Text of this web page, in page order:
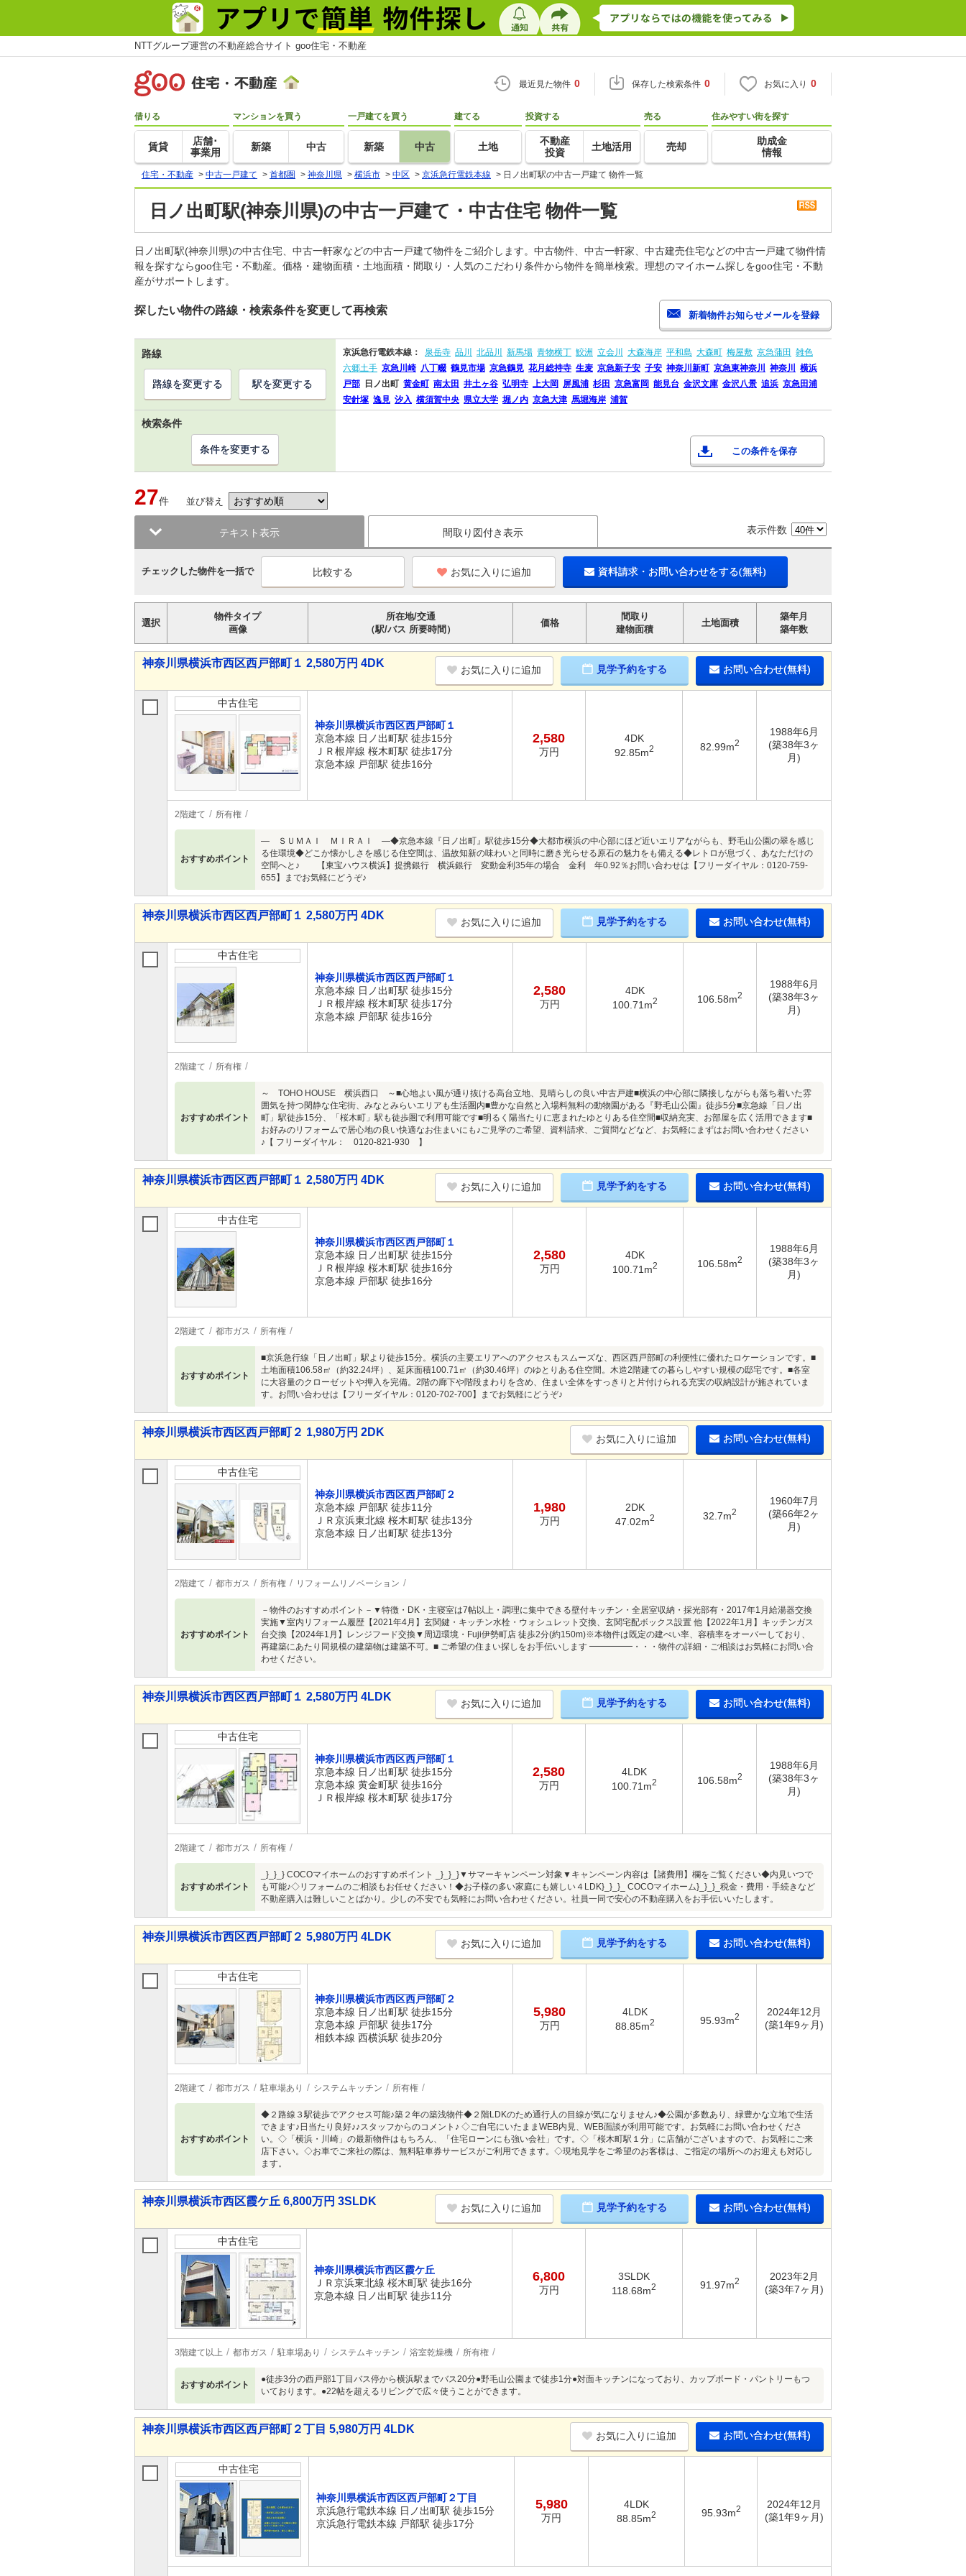
NTTグループ運営の不動産総合サイト goo住宅・不動産
最近見た物件 0 保存した検索条件 0 お気に入り 0
借りる
賃貸
店舗･
事業用
マンションを買う
新築 中古
一戸建てを買う
新築 中古
建てる
土地
投資する
不動産
投資
土地活用
売る
売却
住みやすい街を探す
助成金
情報
住宅・不動産 > 中古一戸建て > 首都圏 > 神奈川県 > 横浜市 > 中区 > 京浜急行電鉄本線 > 日ノ出町駅の中古一戸建て 物件一覧
日ノ出町駅(神奈川県)の中古一戸建て・中古住宅 物件一覧
日ノ出町駅(神奈川県)の中古住宅、中古一軒家などの中古一戸建て物件をご紹介します。中古物件、中古一軒家、中古建売住宅などの中古一戸建て物件情
報を探すならgoo住宅・不動産。価格・建物面積・土地面積・間取り・人気のこだわり条件から物件を簡単検索。理想のマイホーム探しをgoo住宅・不動
産がサポートします。
探したい物件の路線・検索条件を変更して再検索
路線 京浜急行電鉄本線： 泉岳寺 品川 北品川 新馬場 青物横丁 鮫洲 立会川 大森海岸 平和島 大森町 梅屋敷 京急蒲田 雑色
六郷土手 京急川崎 八丁畷 鶴見市場 京急鶴見 花月総持寺 生麦 京急新子安 子安 神奈川新町 京急東神奈川 神奈川
横浜
戸部
日ノ出町 黄金町 南太田 井土ヶ谷 弘明寺 上大岡 屏風浦 杉田 京急富岡 能見台 金沢文庫 金沢八景 追浜 京急田浦
安針塚 逸見 汐入 横須賀中央 県立大学 堀ノ内 京急大津 馬堀海岸 浦賀
路線を変更する 駅を変更する
検索条件
この条件を保存
条件を変更する
27件 並び替え
テキスト表示 間取り図付き表示 表示件数
チェックした物件を一括で お気に入りに追加 資料請求・お問い合わせをする(無料)
選択
物件タイプ
画像
所在地/交通
（駅/バス 所要時間）
価格
間取り
建物面積
土地面積
築年月
築年数
神奈川県横浜市西区西戸部町１ 2,580万円 4DK
お気に入りに追加 見学予約をする お問い合わせ(無料)
中古住宅
神奈川県横浜市西区西戸部町１
京急本線 日ノ出町駅 徒歩15分
ＪＲ根岸線 桜木町駅 徒歩17分
京急本線 戸部駅 徒歩16分
2,580
万円
4DK
92.85m2 82.99m2
1988年6月
(築38年3ヶ
月)
2階建て 所有権
おすすめポイント
― ＳＵＭＡＩ ＭＩＲＡＩ ―◆京急本線『日ノ出町』駅徒歩15分◆大都市横浜の中心部にほど近いエリアながらも、野毛山公園の翠を感じ
る住環境◆どこか懐かしさを感じる住空間は、温故知新の味わいと同時に磨き光らせる原石の魅力をも備える◆レトロが息づく、あなただけの
空間へと♪ 【東宝ハウス横浜】提携銀行 横浜銀行 変動金利35年の場合 金利 年0.92％お問い合わせは【フリーダイヤル：0120-759-
655】までお気軽にどうぞ♪
神奈川県横浜市西区西戸部町１ 2,580万円 4DK
お気に入りに追加 見学予約をする お問い合わせ(無料)
中古住宅
神奈川県横浜市西区西戸部町１
京急本線 日ノ出町駅 徒歩15分
ＪＲ根岸線 桜木町駅 徒歩17分
京急本線 戸部駅 徒歩16分
2,580
万円
4DK
100.71m2 106.58m2
1988年6月
(築38年3ヶ
月)
2階建て 所有権
おすすめポイント
～ TOHO HOUSE 横浜西口 ～■心地よい風が通り抜ける高台立地、見晴らしの良い中古戸建■横浜の中心部に隣接しながらも落ち着いた雰
囲気を持つ閑静な住宅街、みなとみらいエリアも生活圏内■豊かな自然と入場料無料の動物園がある『野毛山公園』徒歩5分■京急線「日ノ出
町」駅徒歩15分、「桜木町」駅も徒歩圏で利用可能です■明るく陽当たりに恵まれたゆとりある住空間■収納充実、お部屋を広く活用できます■
お好みのリフォームで居心地の良い快適なお住まいにも♪ご見学のご希望、資料請求、ご質問などなど、お気軽にまずはお問い合わせください
♪【 フリーダイヤル： 0120-821-930 】
神奈川県横浜市西区西戸部町１ 2,580万円 4DK
お気に入りに追加 見学予約をする お問い合わせ(無料)
中古住宅
神奈川県横浜市西区西戸部町１
京急本線 日ノ出町駅 徒歩15分
ＪＲ根岸線 桜木町駅 徒歩16分
京急本線 戸部駅 徒歩16分
2,580
万円
4DK
100.71m2 106.58m2
1988年6月
(築38年3ヶ
月)
2階建て 都市ガス 所有権
おすすめポイント
■京浜急行線「日ノ出町」駅より徒歩15分。横浜の主要エリアへのアクセスもスムーズな、西区西戸部町の利便性に優れたロケーションです。■
土地面積106.58㎡（約32.24坪）、延床面積100.71㎡（約30.46坪）のゆとりある住空間。木造2階建ての暮らしやすい規模の邸宅です。■各室
に大容量のクローゼットや押入を完備。2階の廊下や階段まわりを含め、住まい全体をすっきりと片付けられる充実の収納設計が施されていま
す。お問い合わせは【フリーダイヤル：0120-702-700】までお気軽にどうぞ♪
神奈川県横浜市西区西戸部町２ 1,980万円 2DK
お気に入りに追加 お問い合わせ(無料)
中古住宅
神奈川県横浜市西区西戸部町２
京急本線 戸部駅 徒歩11分
ＪＲ京浜東北線 桜木町駅 徒歩13分
京急本線 日ノ出町駅 徒歩13分
1,980
万円
2DK
47.02m2 32.7m2
1960年7月
(築66年2ヶ
月)
2階建て 都市ガス 所有権 リフォームリノベーション
おすすめポイント
－物件のおすすめポイント－▼特徴・DK・主寝室は7帖以上・調理に集中できる壁付キッチン・全居室収納・採光部有・2017年1月給湯器交換
実施▼室内リフォーム履歴【2021年4月】玄関鍵・キッチン水栓・ウォシュレット交換、玄関宅配ボックス設置 他【2022年1月】キッチンガス
台交換【2024年1月】レンジフード交換▼周辺環境・Fuji伊勢町店 徒歩2分(約150m)※本物件は既定の建ぺい率、容積率をオーバーしており、
再建築にあたり同規模の建築物は建築不可。■ ご希望の住まい探しをお手伝いします ━━━━━・・・物件の詳細・ご相談はお気軽にお問い合
わせください。
神奈川県横浜市西区西戸部町１ 2,580万円 4LDK
お気に入りに追加 見学予約をする お問い合わせ(無料)
中古住宅
神奈川県横浜市西区西戸部町１
京急本線 日ノ出町駅 徒歩15分
京急本線 黄金町駅 徒歩16分
ＪＲ根岸線 桜木町駅 徒歩17分
2,580
万円
4LDK
100.71m2 106.58m2
1988年6月
(築38年3ヶ
月)
2階建て 都市ガス 所有権
おすすめポイント
_}_}_} COCOマイホームのおすすめポイント _}_}_}▼サマーキャンペーン対象▼キャンペーン内容は【諸費用】欄をご覧ください◆内見いつで
も可能♪◇リフォームのご相談もお任せください！◆お子様の多い家庭にも嬉しい４LDK}_}_}_ COCOマイホーム}_}_}_税金・費用・手続きなど
不動産購入は難しいことばかり。少しの不安でも気軽にお問い合わせください。社員一同で安心の不動産購入をお手伝いいたします。
神奈川県横浜市西区西戸部町２ 5,980万円 4LDK
お気に入りに追加 見学予約をする お問い合わせ(無料)
中古住宅
神奈川県横浜市西区西戸部町２
京急本線 日ノ出町駅 徒歩15分
京急本線 戸部駅 徒歩17分
相鉄本線 西横浜駅 徒歩20分
5,980
万円
4LDK
88.85m2 95.93m2
2024年12月
(築1年9ヶ月)
2階建て 都市ガス 駐車場あり システムキッチン 所有権
おすすめポイント
◆２路線３駅徒歩でアクセス可能♪築２年の築浅物件◆２階LDKのため通行人の目線が気になりません♪◆公園が多数あり、緑豊かな立地で生活
できます♪日当たり良好♪♪スタッフからのコメント♪ ◇ご自宅にいたままWEB内見、WEB面談が利用可能です。お気軽にお問い合わせくださ
い。◇「横浜・川崎」の最新物件はもちろん、「住宅ローンにも強い会社」です。◇「桜木町駅１分」に店舗がございますので、お気軽にご来
店下さい。◇お車でご来社の際は、無料駐車券サービスがご利用できます。◇現地見学をご希望のお客様は、ご指定の場所へのお迎えも対応し
ます。
神奈川県横浜市西区霞ケ丘 6,800万円 3SLDK
お気に入りに追加 見学予約をする お問い合わせ(無料)
中古住宅
神奈川県横浜市西区霞ケ丘
ＪＲ京浜東北線 桜木町駅 徒歩16分
京急本線 日ノ出町駅 徒歩11分
6,800
万円
3SLDK
118.68m2 91.97m2
2023年2月
(築3年7ヶ月)
3階建て以上 都市ガス 駐車場あり システムキッチン 浴室乾燥機 所有権
おすすめポイント
●徒歩3分の西戸部1丁目バス停から横浜駅までバス20分●野毛山公園まで徒歩1分●対面キッチンになっており、カップボード・パントリーもつ
いております。●22帖を超えるリビングで広々使うことができます。
神奈川県横浜市西区西戸部町２丁目 5,980万円 4LDK
お気に入りに追加 お問い合わせ(無料)
中古住宅
神奈川県横浜市西区西戸部町２丁目
京浜急行電鉄本線 日ノ出町駅 徒歩15分
京浜急行電鉄本線 戸部駅 徒歩17分
5,980
万円
4LDK
88.85m2 95.93m2
2024年12月
(築1年9ヶ月)